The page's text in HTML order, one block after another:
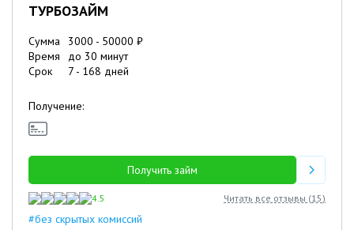
ТУРБОЗАЙМ
Сумма 3000 - 50000 ₽
Время
до 30 минут
Срок
7 - 168 дней
Получение:
Получить займ
4.5 Читать все отзывы (15)
#без скрытых комиссий